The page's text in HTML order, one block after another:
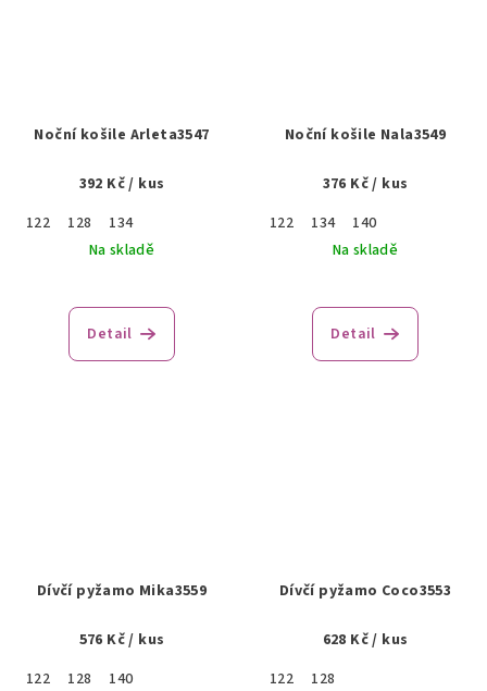
Noční košile Arleta3547
392 Kč/ kus
122
128
134
Na skladě
Detail
Noční košile Nala3549
376 Kč/ kus
122
134
140
Na skladě
Detail
Dívčí pyžamo Mika3559
576 Kč/ kus
122
128
140
Dívčí pyžamo Coco3553
628 Kč/ kus
122
128